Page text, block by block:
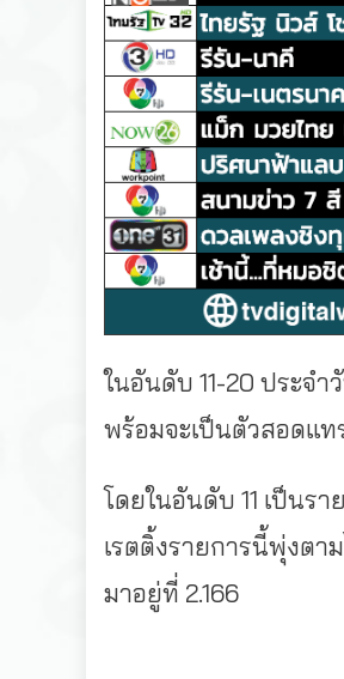
ในอันดับ 11-20 ประจ
พร้อมจะเป็นตัวสอดแท
โดยในอันดับ 11 เป็นร
เรตติ้งรายการนี้พุ่งตา
มาอยู่ที่ 2.166